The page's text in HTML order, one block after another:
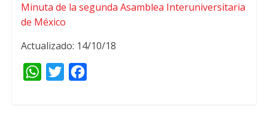
Minuta de la segunda Asamblea Interuniversitaria
de México
Actualizado: 14/10/18
W